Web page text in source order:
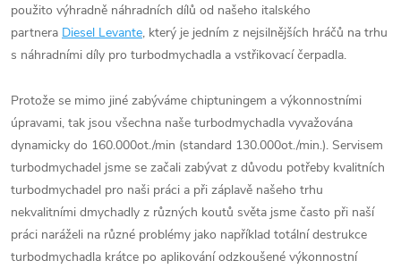
použito výhradně náhradních dílů od našeho italského
partnera Diesel Levante, který je jedním z nejsilnějších hráčů na trhu
s náhradními díly pro turbodmychadla a vstřikovací čerpadla.
Protože se mimo jiné zabýváme chiptuningem a výkonnostními
úpravami, tak jsou všechna naše turbodmychadla vyvažována
dynamicky do 160.000ot./min (standard 130.000ot./min.). Servisem
turbodmychadel jsme se začali zabývat z důvodu potřeby kvalitních
turbodmychadel pro naši práci a při záplavě našeho trhu
nekvalitními dmychadly z různých koutů světa jsme často při naší
práci naráželi na různé problémy jako například totální destrukce
turbodmychadla krátce po aplikování odzkoušené výkonnostní